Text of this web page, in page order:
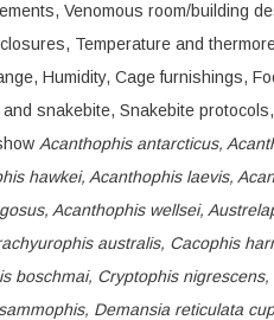
Venomous room/building
Temperature and
Humidity, Cage furnishings,
snakebite, Snakebite
Acanthophis antarcticus,
hawkei, Acanthophis laevis,
Acanthophis wellsei,
australis, Cacophis
boschmai, Cryptophis
Demansia reticulata